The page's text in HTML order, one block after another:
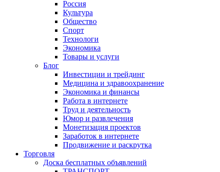
Россия
Культура
Общество
Спорт
Технологи
Экономика
Товары и услуги
Блог
Инвестиции и трейдинг
Медицина и здравоохранение
Экономика и финансы
Работа в интернете
Труд и деятельность
Юмор и развлечения
Монетизация проектов
Заработок в интернете
Продвижение и раскрутка
Торговля
Доска бесплатных объявлений